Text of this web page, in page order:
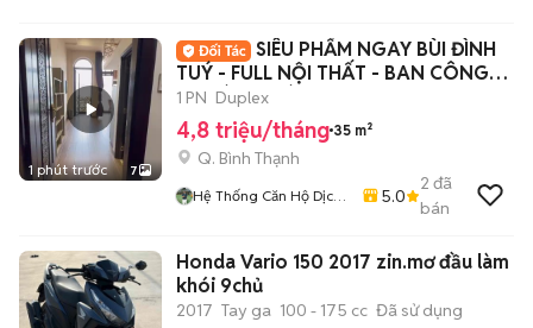
1 phút trước 7
SIÊU PHẨM NGAY BÙI ĐÌNH
TUÝ - FULL NỘI THẤT - BAN CÔNG
THOÁNG MÁT✨✨
1 PN Duplex
4,8 triệu/tháng 35 m²
Q. Bình Thạnh
Hệ Thống Căn Hộ Dịch
5.0
2 đã
bán
Honda Vario 150 2017 zin.mơ đầu làm
khói 9chủ
2017 Tay ga 100 - 175 cc Đã sử dụng